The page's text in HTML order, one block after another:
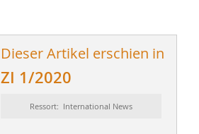
Dieser Artikel erschien in
ZI 1/2020
Ressort: International News